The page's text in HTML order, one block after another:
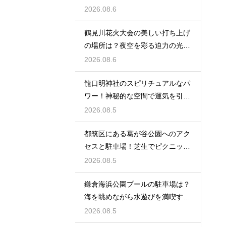
る時間
2026.08.6
鶴見川花火大会の美しい打ち上げ
の場所は？夜空を彩る迫力の光景
を特等席で
2026.08.6
龍口明神社のスピリチュアルなパ
ワー！神秘的な空間で運気を引き
寄せる参拝
2026.08.5
都筑区にある葛が谷公園へのアク
セスと駐車場！芝生でピクニック
を満喫する
2026.08.5
鎌倉海浜公園プールの駐車場は？
海を眺めながら水遊びを満喫する
レビュー
2026.08.5